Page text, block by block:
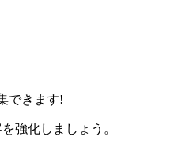
できます!
強化しましょう。